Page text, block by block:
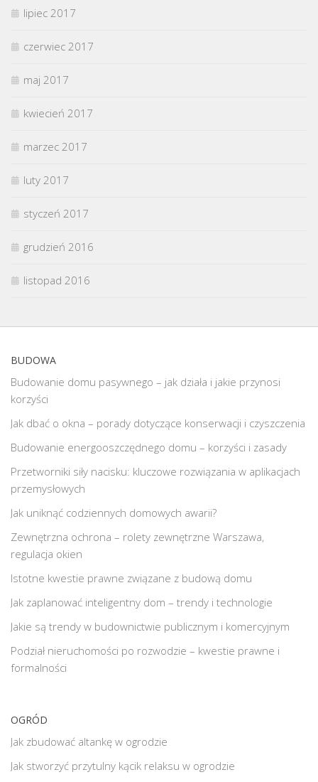
lipiec 2017
czerwiec 2017
maj 2017
kwiecień 2017
marzec 2017
luty 2017
styczeń 2017
grudzień 2016
listopad 2016
BUDOWA
Budowanie domu pasywnego – jak działa i jakie przynosi
korzyści
Jak dbać o okna – porady dotyczące konserwacji i czyszczenia
Budowanie energooszczędnego domu – korzyści i zasady
Przetworniki siły nacisku: kluczowe rozwiązania w aplikacjach
przemysłowych
Jak uniknąć codziennych domowych awarii?
Zewnętrzna ochrona – rolety zewnętrzne Warszawa,
regulacja okien
Istotne kwestie prawne związane z budową domu
Jak zaplanować inteligentny dom – trendy i technologie
Jakie są trendy w budownictwie publicznym i komercyjnym
Podział nieruchomości po rozwodzie – kwestie prawne i
formalności
OGRÓD
Jak zbudować altankę w ogrodzie
Jak stworzyć przytulny kącik relaksu w ogrodzie